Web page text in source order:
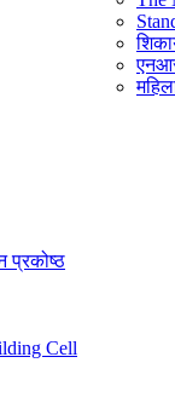
प्रकोष्ठ
Cell